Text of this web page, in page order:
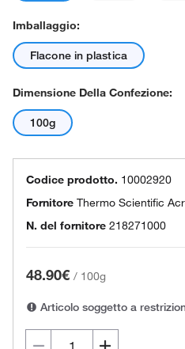
Imballaggio:
Flacone in plastica
Dimensione Della Confezione:
100g
Codice prodotto. 10002920
Fornitore Thermo Scientific
N. del fornitore 218271000
48.90€ / 100g
Articolo soggetto a